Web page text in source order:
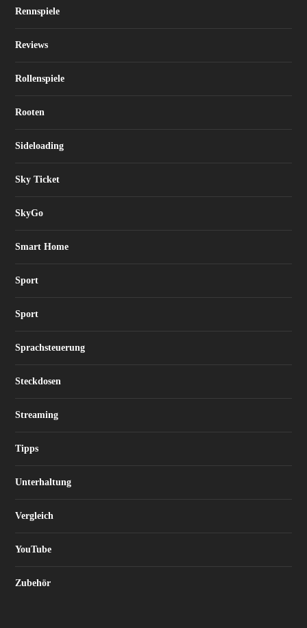
Rennspiele
Reviews
Rollenspiele
Rooten
Sideloading
Sky Ticket
SkyGo
Smart Home
Sport
Sport
Sprachsteuerung
Steckdosen
Streaming
Tipps
Unterhaltung
Vergleich
YouTube
Zubehör